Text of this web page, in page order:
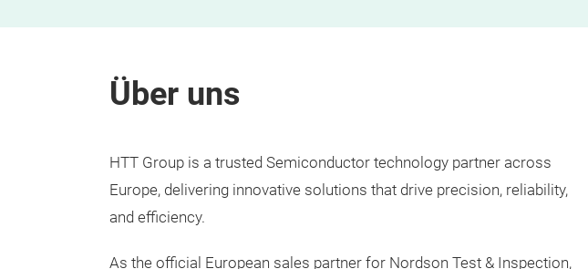
Über uns
HTT Group is a trusted Semiconductor technology partner across
Europe, delivering innovative solutions that drive precision, reliability,
and efficiency.
As the official European sales partner for Nordson Test & Inspection,